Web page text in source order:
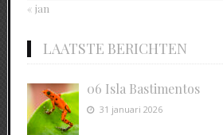
« jan
LAATSTE BERICHTEN
06 Isla Bastimentos
31 januari 2026